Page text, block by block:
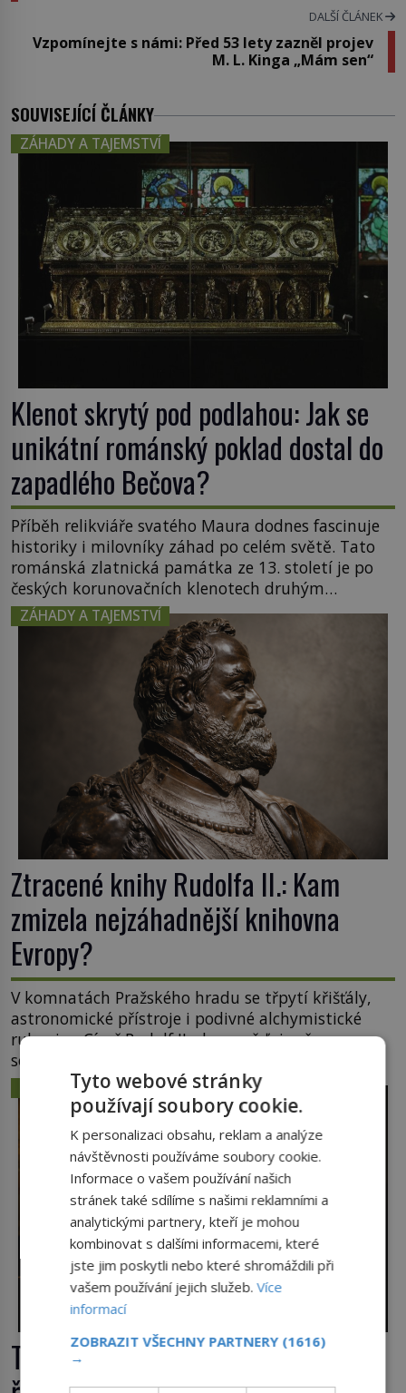
DALŠÍ ČLÁNEK
Vzpomínejte s námi: Před 53 lety zazněl projev
M. L. Kinga „Mám sen“
SOUVISEJÍCÍ ČLÁNKY
ZÁHADY A TAJEMSTVÍ
Klenot skrytý pod podlahou: Jak se
unikátní románský poklad dostal do
zapadlého Bečova?
Příběh relikviáře svatého Maura dodnes fascinuje
historiky i milovníky záhad po celém světě. Tato
románská zlatnická památka ze 13. století je po
českých korunovačních klenotech druhým
nejcennějším movitým majetkem v České
republice. Přestože byl klenot v roce 1985 po
dramatickém pátrání kriminalistů úspěšně
nalezen, jeho minulost stále obestírá hustá mlha.
Otázky, jak přesně se tato […]
ZÁHADY A TAJEMSTVÍ
Ztracené knihy Rudolfa II.: Kam
zmizela nejzáhadnější knihovna
Evropy?
V komnatách Pražského hradu se třpytí křišťály,
astronomické přístroje i podivné alchymistické
rukopisy. Císař Rudolf II. shromažďuje vše, co
souvisí s tajemstvím přírody, hvězd i lidského
poznání. Jenže po jeho smrti se jeho slavné sbírky
začínají rozpadat a část z nich mizí navždy. Kdo
odnesl nejvzácnější knihy? A existují ještě někde
zapomenuté rukopisy, které nikdo […]
ZÁHADY A TAJEMSTVÍ
Tajemná Terra Australis: Dopluly
Tyto webové stránky
používají soubory cookie.
K personalizaci obsahu, reklam a analýze
návštěvnosti používáme soubory cookie.
Informace o vašem používání našich
stránek také sdílíme s našimi reklamními a
analytickými partnery, kteří je mohou
kombinovat s dalšími informacemi, které
jste jim poskytli nebo které shromáždili při
vašem používání jejich služeb.Více
informací
ZOBRAZIT VŠECHNY PARTNERY (1616)
→